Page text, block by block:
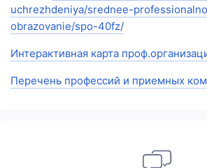
uchrezhdeniya/srednee-
obrazovanie/spo-40fz/
Интерактивная карта
Перечень профессий и приемных